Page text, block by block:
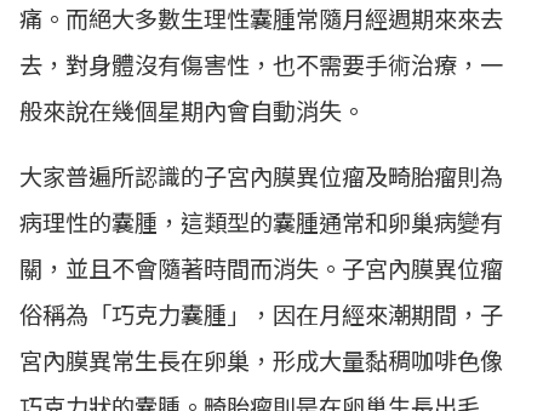
痛。而絕大多數生理性囊腫常隨月經週期來來去
去，對身體沒有傷害性，也不需要手術治療，一
般來說在幾個星期內會自動消失。
大家普遍所認識的子宮內膜異位瘤及畸胎瘤則為
病理性的囊腫，這類型的囊腫通常和卵巢病變有
關，並且不會隨著時間而消失。子宮內膜異位瘤
俗稱為「巧克力囊腫」，因在月經來潮期間，子
宮內膜異常生長在卵巢，形成大量黏稠咖啡色像